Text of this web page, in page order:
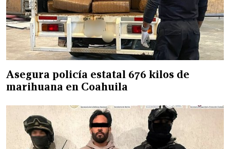
Asegura policía estatal 676 kilos de
marihuana en Coahuila